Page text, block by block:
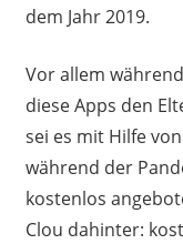
dem Jahr 2019.
Vor allem während
diese Apps den
sei es mit Hilfe
während der
kostenlos
Clou dahinter: k